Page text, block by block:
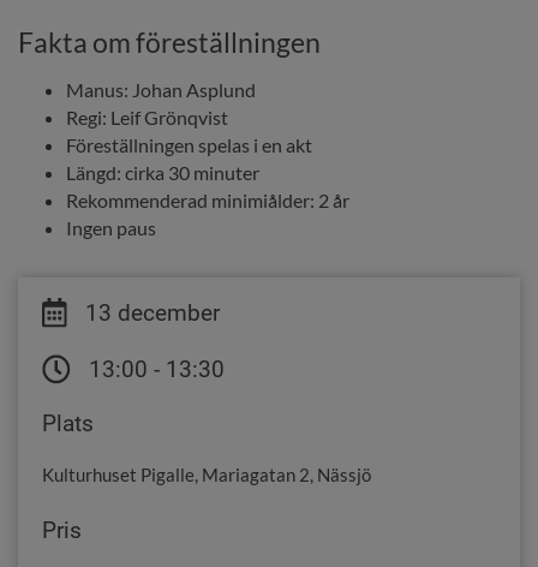
Fakta om föreställningen
Manus: Johan Asplund
Regi: Leif Grönqvist
Föreställningen spelas i en akt
Längd: cirka 30 minuter
Rekommenderad minimiålder: 2 år
Ingen paus
13 december
13:00 - 13:30
Plats
Kulturhuset Pigalle, Mariagatan 2, Nässjö
Pris